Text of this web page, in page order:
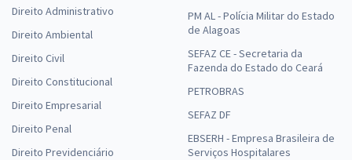
Direito Administrativo
Direito Ambiental
Direito Civil
Direito Constitucional
Direito Empresarial
Direito Penal
Direito Previdenciário
PM AL - Polícia Militar do Estado
de Alagoas
SEFAZ CE - Secretaria da
Fazenda do Estado do Ceará
PETROBRAS
SEFAZ DF
EBSERH - Empresa Brasileira de
Serviços Hospitalares